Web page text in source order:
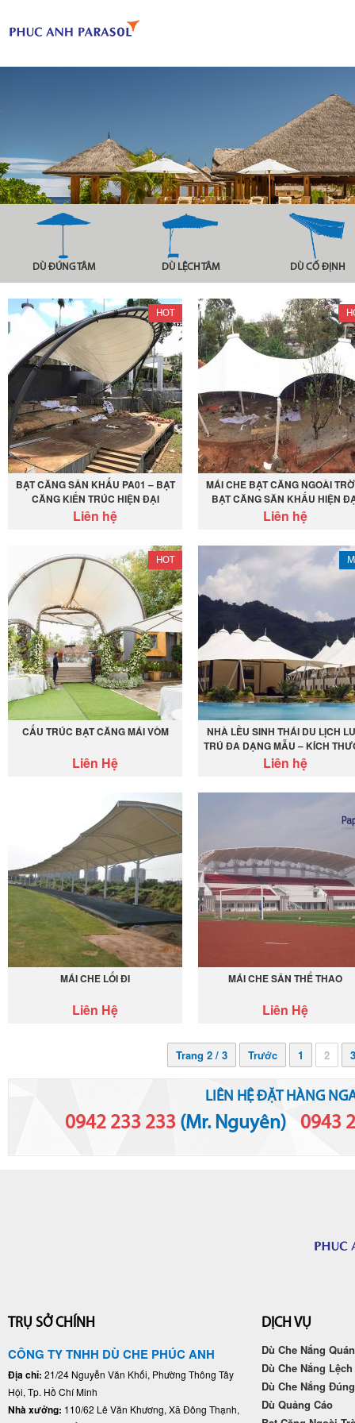
DÙ ĐÚNG TÂM DÙ LỆCH TÂM DÙ CỐ ĐỊNH
HOT
BẠT CĂNG SÂN KHẤU PA01 – BẠT
CĂNG KIẾN TRÚC HIỆN ĐẠI
Liên hệ
MÁI CHE BẠT CĂNG NGOÀI
BẠT CĂNG SĂN KHẤU HIỆN
Liên hệ
HOT
CẤU TRÚC BẠT CĂNG MÁI VÒM
Liên Hệ
NHÀ LỀU SINH THÁI DU LỊCH
TRÚ ĐA DẠNG MẪU – KÍCH
Liên hệ
MÁI CHE LỐI ĐI
Liên Hệ
MÁI CHE SÂN THỂ THAO
Liên Hệ
Trang 2 / 3 Trước 1 2 3
LIÊN HỆ ĐẶT HÀNG
0942 233 233 (Mr. Nguyên)- 0943
TRỤ SỞ CHÍNH
CÔNG TY TNHH DÙ CHE PHÚC ANH
Địa chỉ: 21/24 Nguyễn Văn Khối, Phường Thông Tây
Hội, Tp. Hồ Chí Minh
Nhà xưởng: 110/62 Lê Văn Khương, Xã Đông Thạnh,
DỊCH VỤ
Dù Che Nắng
Dù Che Nắng
Dù Che Nắng
Dù Quảng Cáo